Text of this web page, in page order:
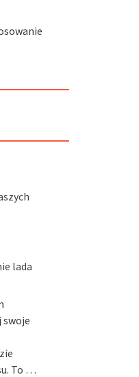
lada
swoje
To …